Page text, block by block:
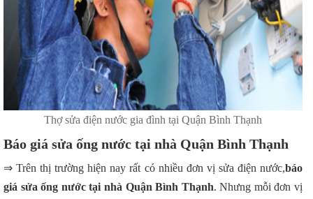
Thợ sửa điện nước gia đình tại Quận Bình Thạnh
Báo giá sửa ống nước tại nhà Quận Bình Thạnh
⇒ Trên thị trường hiện nay rất có nhiều đơn vị sửa điện nước,báo
giá sửa ống nước tại nhà Quận Bình Thạnh. Nhưng mỗi đơn vị